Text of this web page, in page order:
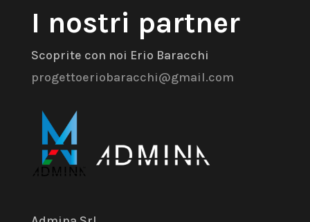
I nostri partner
Scoprite con noi Erio Baracchi
progettoeriobaracchi@gmail.com